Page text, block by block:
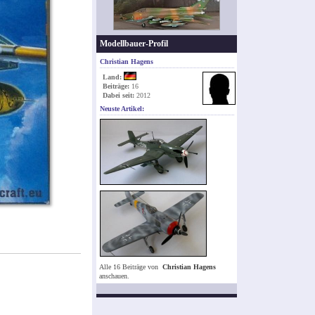
Modellbauer-Profil
Christian Hagens
Land:
Beiträge: 16
Dabei seit: 2012
Neuste Artikel:
Alle 16 Beiträge von Christian Hagens
anschauen.